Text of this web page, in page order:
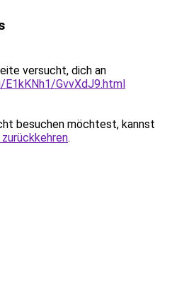
versucht, dich an
GvvXdJ9.html
besuchen möchtest, kannst
.